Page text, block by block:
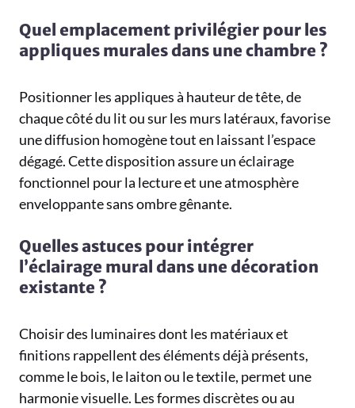
Quel emplacement privilégier pour les
appliques murales dans une chambre ?
Positionner les appliques à hauteur de tête, de
chaque côté du lit ou sur les murs latéraux, favorise
une diffusion homogène tout en laissant l’espace
dégagé. Cette disposition assure un éclairage
fonctionnel pour la lecture et une atmosphère
enveloppante sans ombre gênante.
Quelles astuces pour intégrer
l’éclairage mural dans une décoration
existante ?
Choisir des luminaires dont les matériaux et
finitions rappellent des éléments déjà présents,
comme le bois, le laiton ou le textile, permet une
harmonie visuelle. Les formes discrètes ou au